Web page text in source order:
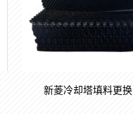
新菱冷却塔填料更换